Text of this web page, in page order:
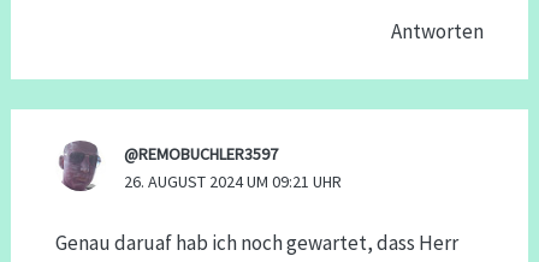
Antworten
@REMOBUCHLER3597
26. AUGUST 2024 UM 09:21 UHR
Genau daruaf hab ich noch gewartet, dass Herr